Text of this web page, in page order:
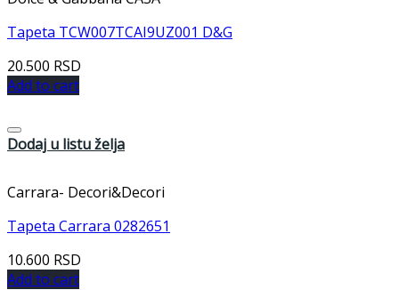
Tapeta TCW007TCAI9UZ001 D&G
20.500 RSD
Add to cart
Dodaj u listu želja
Carrara- Decori&Decori
Tapeta Carrara 0282651
10.600 RSD
Add to cart